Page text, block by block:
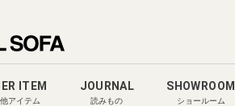
ITEM
アイテム
JOURNAL
読みもの
SHOWROOM
ショールーム